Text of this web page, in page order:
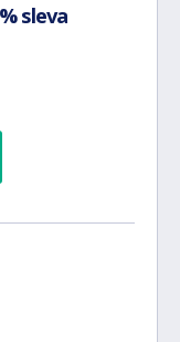
sleva